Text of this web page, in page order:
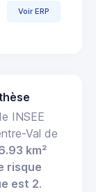
Voir ERP
INSEE
Val de
km²
risque
est 2.